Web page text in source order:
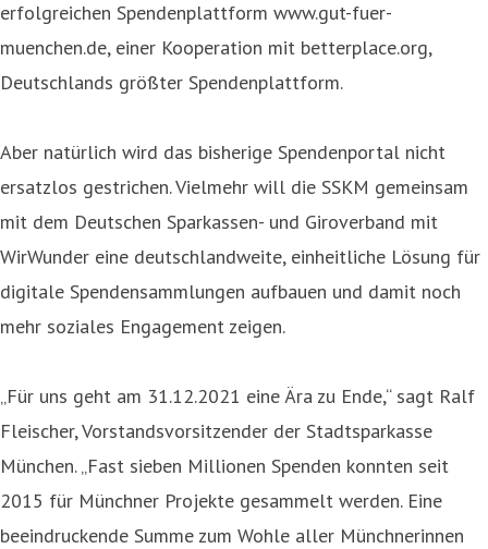
erfolgreichen Spendenplattform www.gut-fuer-
muenchen.de, einer Kooperation mit betterplace.org,
Deutschlands größter Spendenplattform.
Aber natürlich wird das bisherige Spendenportal nicht
ersatzlos gestrichen. Vielmehr will die SSKM gemeinsam
mit dem Deutschen Sparkassen- und Giroverband mit
WirWunder eine deutschlandweite, einheitliche Lösung für
digitale Spendensammlungen aufbauen und damit noch
mehr soziales Engagement zeigen.
„Für uns geht am 31.12.2021 eine Ära zu Ende,“ sagt Ralf
Fleischer, Vorstandsvorsitzender der Stadtsparkasse
München. „Fast sieben Millionen Spenden konnten seit
2015 für Münchner Projekte gesammelt werden. Eine
beeindruckende Summe zum Wohle aller Münchnerinnen